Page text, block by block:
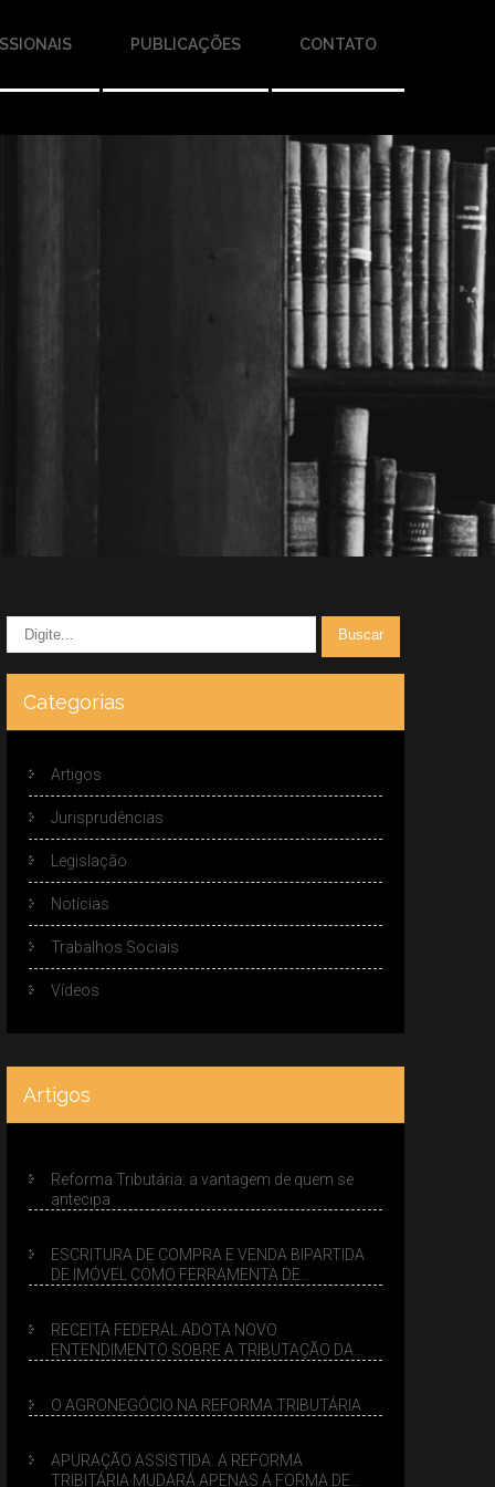
PUBLICAÇÕES CONTATO
Categorias
Artigos
Jurisprudências
Legislação
Notícias
Trabalhos Sociais
Vídeos
Artigos
Reforma Tributária: a vantagem de quem se
antecipa
ESCRITURA DE COMPRA E VENDA BIPARTIDA
DE IMÓVEL COMO FERRAMENTA DE
RECEITA FEDERAL ADOTA NOVO
ENTENDIMENTO SOBRE A TRIBUTAÇÃO DA
O AGRONEGÓCIO NA REFORMA TRIBUTÁRIA
APURAÇÃO ASSISTIDA: A REFORMA
TRIBITÁRIA MUDARÁ APENAS A FORMA DE